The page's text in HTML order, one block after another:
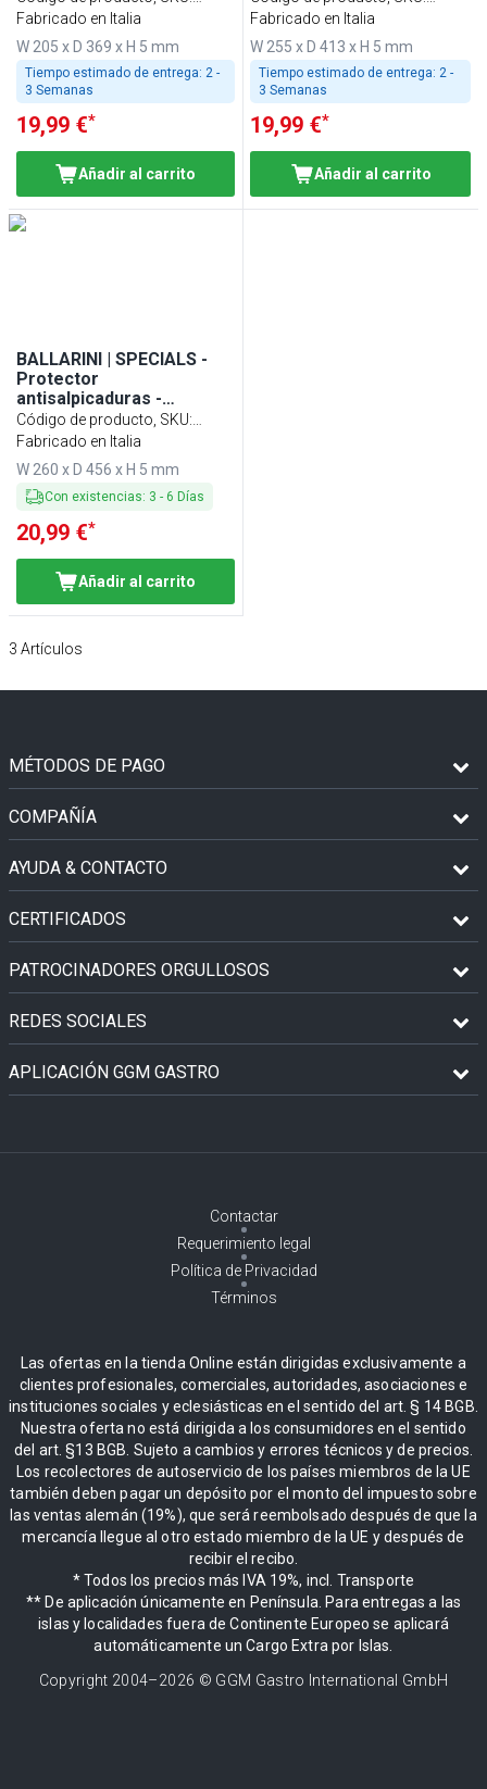
1006799
Fabricado en Italia
W 205 x D 369 x H 5 mm
Tiempo estimado de entrega: 2 -
3 Semanas
19,99 €*
Añadir al carrito
1006800
Fabricado en Italia
W 255 x D 413 x H 5 mm
Tiempo estimado de entrega: 2 -
3 Semanas
19,99 €*
Añadir al carrito
BALLARINI | SPECIALS -
Protector
antisalpicaduras -
Ø290mm - Acero
inoxidable
Código de producto, SKU:
1006728
Fabricado en Italia
W 260 x D 456 x H 5 mm
Con existencias: 3 - 6 Días
20,99 €*
Añadir al carrito
3 Artículos
MÉTODOS DE PAGO
COMPAÑÍA
AYUDA & CONTACTO
CERTIFICADOS
PATROCINADORES ORGULLOSOS
REDES SOCIALES
APLICACIÓN GGM GASTRO
Contactar
Requerimiento legal
Política de Privacidad
Términos
Las ofertas en la tienda Online están dirigidas exclusivamente a
clientes profesionales, comerciales, autoridades, asociaciones e
instituciones sociales y eclesiásticas en el sentido del art. § 14 BGB.
Nuestra oferta no está dirigida a los consumidores en el sentido
del art. §13 BGB. Sujeto a cambios y errores técnicos y de precios.
Los recolectores de autoservicio de los países miembros de la UE
también deben pagar un depósito por el monto del impuesto sobre
las ventas alemán (19%), que será reembolsado después de que la
mercancía llegue al otro estado miembro de la UE y después de
recibir el recibo.
* Todos los precios más IVA 19%, incl. Transporte
** De aplicación únicamente en Península. Para entregas a las
islas y localidades fuera de Continente Europeo se aplicará
automáticamente un Cargo Extra por Islas.
Copyright 2004–2026 © GGM Gastro International GmbH